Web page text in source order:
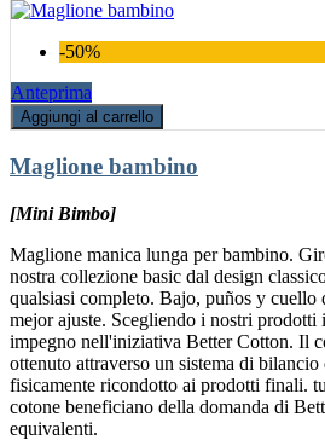
-50%
Anteprima
Aggiungi al carrello
Maglione bambino
[Mini Bimbo]
Maglione manica lunga per bambino.
nostra collezione basic dal design
qualsiasi completo. Bajo, puños y cuello
mejor ajuste. Scegliendo i nostri
impegno nell'iniziativa Better Cotton. Il
ottenuto attraverso un sistema di bilancio
fisicamente ricondotto ai prodotti finali.
cotone beneficiano della domanda di
equivalenti.